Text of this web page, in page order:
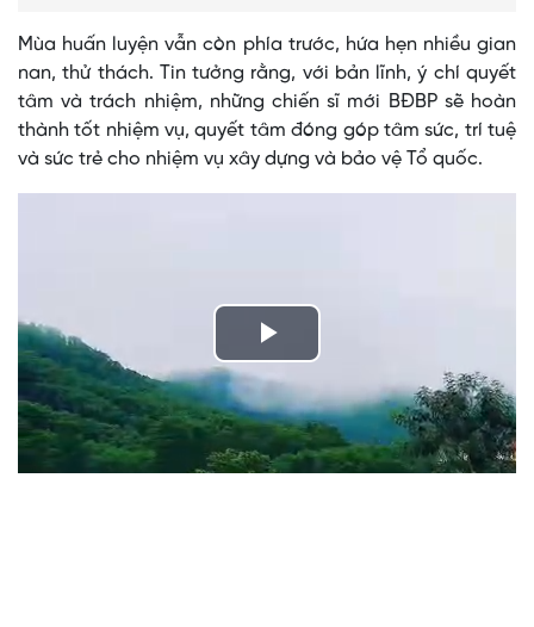
Mùa huấn luyện vẫn còn phía trước, hứa hẹn nhiều gian
nan, thử thách. Tin tưởng rằng, với bản lĩnh, ý chí quyết
tâm và trách nhiệm, những chiến sĩ mới BĐBP sẽ hoàn
thành tốt nhiệm vụ, quyết tâm đóng góp tâm sức, trí tuệ
và sức trẻ cho nhiệm vụ xây dựng và bảo vệ Tổ quốc.
Play
Video